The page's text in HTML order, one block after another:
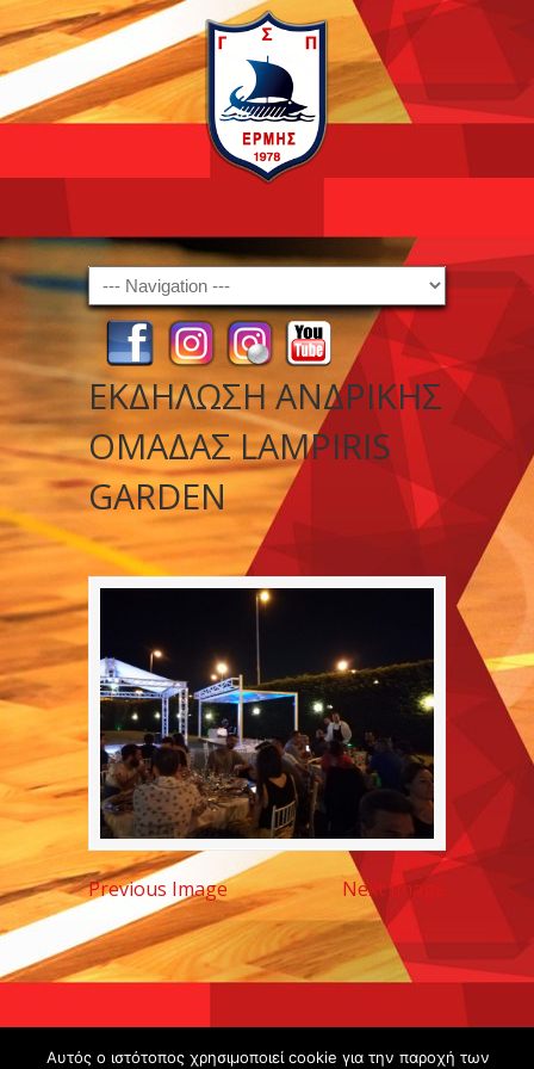
Navigation
ΕΚΔΗΛΩΣΗ ΑΝΔΡΙΚΗΣ
ΟΜΑΔΑΣ LAMPIRIS
GARDEN
Previous Image Next Image
Copyright ©
Αυτός ο ιστότοπος χρησιμοποιεί cookie για την παροχή των